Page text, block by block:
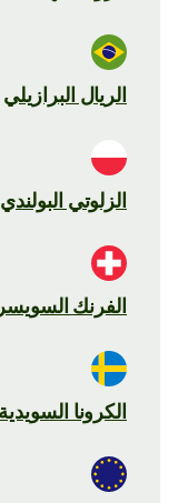
الريال البرازيلي
الزلوتي البولندي
الفرنك السويسري
الكرونا السويدية